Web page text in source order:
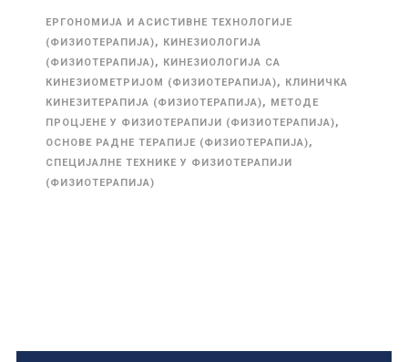
ЕРГОНОМИЈА И АСИСТИВНЕ ТЕХНОЛОГИЈЕ
(ФИЗИОТЕРАПИЈА), КИНЕЗИОЛОГИЈА
(ФИЗИОТЕРАПИЈА), КИНЕЗИОЛОГИЈА СА
КИНЕЗИОМЕТРИЈОМ (ФИЗИОТЕРАПИЈА), КЛИНИЧКА
КИНЕЗИТЕРАПИЈА (ФИЗИОТЕРАПИЈА), МЕТОДЕ
ПРОЦЈЕНЕ У ФИЗИОТЕРАПИЈИ (ФИЗИОТЕРАПИЈА),
ОСНОВЕ РАДНЕ ТЕРАПИЈЕ (ФИЗИОТЕРАПИЈА),
СПЕЦИЈАЛНЕ ТЕХНИКЕ У ФИЗИОТЕРАПИЈИ
(ФИЗИОТЕРАПИЈА)